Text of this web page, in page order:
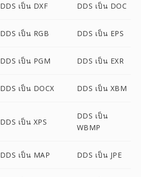
DDS เป็น DXF DDS เป็น DOC
DDS เป็น RGB DDS เป็น EPS
DDS เป็น PGM DDS เป็น EXR
DDS เป็น DOCX DDS เป็น XBM
DDS เป็น XPS
DDS เป็น
WBMP
DDS เป็น MAP DDS เป็น JPE